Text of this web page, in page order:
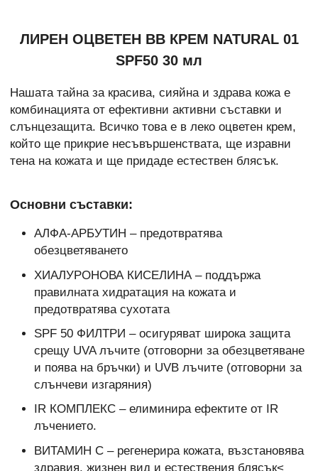
ЛИРЕН ОЦВЕТЕН ВВ КРЕМ NATURAL 01
SPF50 30 мл
Нашата тайна за красива, сияйна и здрава кожа е
комбинацията от ефективни активни съставки и
слънцезащита. Всичко това е в леко оцветен крем,
който ще прикрие несъвършенствата, ще изравни
тена на кожата и ще придаде естествен блясък.
Основни съставки:
АЛФА-АРБУТИН – предотвратява
обезцветяването
ХИАЛУРОНОВА КИСЕЛИНА – поддържа
правилната хидратация на кожата и
предотвратява сухотата
SPF 50 ФИЛТРИ – осигуряват широка защита
срещу UVA лъчите (отговорни за обезцветяване
и поява на бръчки) и UVB лъчите (отговорни за
слънчеви изгаряния)
IR КОМПЛЕКС – елиминира ефектите от IR
лъчението.
ВИТАМИН С – регенерира кожата, възстановява
здравия, жизнен вид и естествения блясък<